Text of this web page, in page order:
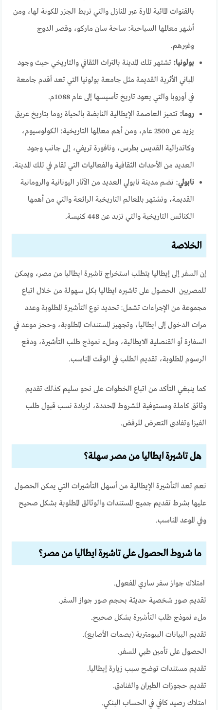
بالقنوات المائية المارة عبر المنازل والتي تربط الجزر المكونة لها، ومن
أشهر معالمها السياحية: ساحة سان ماركو، وقصر الدوج
وغيرهم.
بولونيا: تشتهر تلك المدينة بالتراث الثقافي والتاريخي حيث وجود
المباني الأثرية القديمة مثل جامعة بولونيا التي تعد أقدم جامعة
في أوروبا والتي يعود تاريخ تأسيسها إلى عام 1088م.
روما: تتميز العاصمة الإيطالية النابضة بالحياة روما بتاريخ عريق
يزيد عن 2500 عام، ومن أهم معالمها التاريخية: الكولوسيوم،
وكاتدرائية القديس بطرس، ونافورة تريفي، إلى جانب وجود
العديد من الأحداث الثقافية والفعاليات التي تقام في تلك المدينة.
نابولي: تضم مدينة نابولي العديد من الآثار اليونانية والرومانية
القديمة، وتشتهر بالمعالم التاريخية الرائعة والتي من أهمها
الكنائس التاريخية والتي تزيد عن 448 كنيسة.
الخلاصة
إن السفر إلى إيطاليا يتطلب استخراج تاشيرة ايطاليا من مصر، ويمكن
للمصريين الحصول على تاشيره ايطاليا بكل سهولة من خلال اتباع
مجموعة من الإجراءات تشمل:تحديد نوع التأشيرة المطلوبة وعدد
مرات الدخول إلى ايطاليا، وتجهيز المستندات المطلوبة، وحجز موعد في
السفارة أو القنصلية الايطالية، وملء نموذج طلب التأشيرة، ودفع
الرسوم المطلوبة،تقديم الطلب في الوقت المناسب.
كما ينبغي التأكد من اتباع الخطوات على نحو سليم كذلك تقديم
وثائق كاملة ومستوفية للشروط المحددة، لزيادة نسب قبول طلب
الفيزا وتفادي التعرض للرفض.
هل تاشيرة ايطاليا من مصر سهلة؟
نعم تعد التأشيرة الإيطالية من أسهل التأشيرات التي يمكن الحصول
عليها بشرط تقديم جميع المستندات والوثائق المطلوبة بشكل صحيح
وفي الموعد المناسب.
ما شروط الحصول على تاشيرة ايطاليا من مصر؟
امتلاك جواز سفر ساري المفعول.
تقديم صور شخصية حديثة بحجم صور جواز السفر.
ملء نموذج طلب التأشيرة بشكل صحيح.
تقديم البيانات البيومترية (بصمات الأصابع).
الحصول على تأمين طبي للسفر.
تقديم مستندات توضح سبب زيارة إيطاليا.
تقديم حجوزات الطيران والفنادق.
امتلاك رصيد كافي في الحساب البنكي.